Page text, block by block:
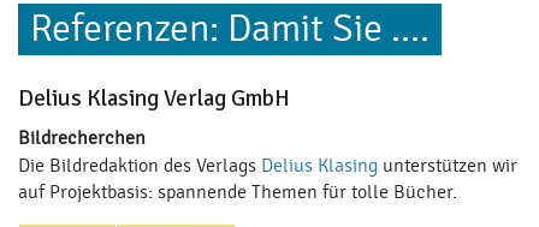
Referenzen: Damit Sie ....
Delius Klasing Verlag GmbH
Bildrecherchen
Die Bildredaktion des Verlags Delius Klasing unterstützen wir
auf Projektbasis: spannende Themen für tolle Bücher.